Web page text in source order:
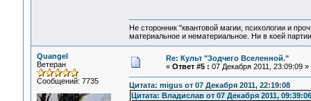
Не сторонник "квантовой магии, психологии и
материальное и нематериальное. Ни в коей
Quangel
Ветеран
Сообщений: 7735
Re: Культ "Зодчего Вселенной."
« Ответ #5 : 07 Декабря 2011, 23:09:09 »
Цитата: migus от 07 Декабря 2011, 22:19:08
Цитата: Владислав от 07 Декабря 2011, 09:39:06